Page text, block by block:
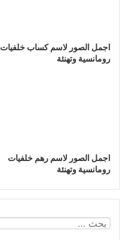
اجمل الصور لاسم كساب خلفيات
رومانسية وتهنئة
اجمل الصور لاسم رهم خلفيات
رومانسية وتهنئة